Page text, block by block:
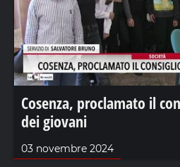
Cosenza, proclamato il
dei giovani
03 novembre 2024